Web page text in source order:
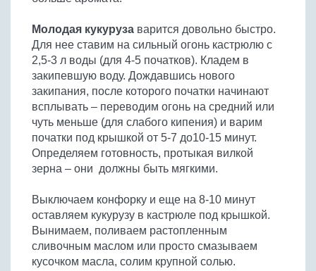
Молодая кукуруза варится довольно быстро.
Для нее ставим на сильный огонь кастрюлю с
2,5-3 л воды (для 4-5 початков). Кладем в
закипевшую воду. Дождавшись нового
закипания, после которого початки начинают
всплывать – переводим огонь на средний или
чуть меньше (для слабого кипения) и варим
початки под крышкой от 5-7 до10-15 минут.
Определяем готовность, протыкая вилкой
зерна – они должны быть мягкими.
Выключаем конфорку и еще на 8-10 минут
оставляем кукурузу в кастрюле под крышкой.
Вынимаем, поливаем растопленным
сливочным маслом или просто смазываем
кусочком масла, солим крупной солью.